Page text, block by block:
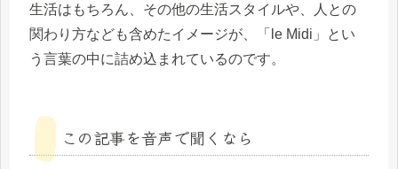
生活はもちろん、その他の生活スタイルや、人との
関わり方なども含めたイメージが、「le Midi」とい
う言葉の中に詰め込まれているのです。
この記事を音声で聞くなら